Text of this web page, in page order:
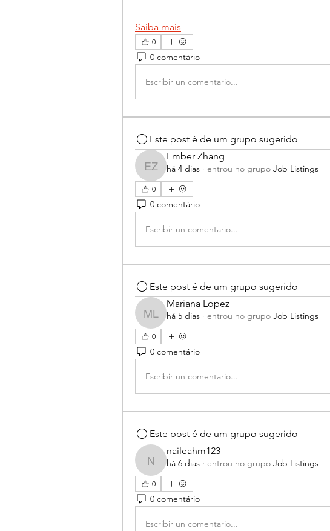
Saiba mais
0
0 comentário
Escribir un comentario...
Este post é de um grupo sugerido
Ember Zhang
Ember Zhang
há 4 dias · entrou no grupo Job Listings
0
0 comentário
Escribir un comentario...
Este post é de um grupo sugerido
Mariana Lopez
Mariana Lopez
há 5 dias · entrou no grupo Job Listings
0
0 comentário
Escribir un comentario...
Este post é de um grupo sugerido
naileahm123
naileahm123
há 6 dias · entrou no grupo Job Listings
0
0 comentário
Escribir un comentario...